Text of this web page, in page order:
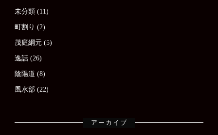
未分類 (11)
町割り (2)
茂庭綱元 (5)
逸話 (26)
陰陽道 (8)
風水部 (22)
アーカイブ